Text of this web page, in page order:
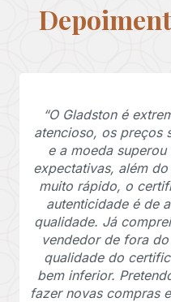
“O Gladston é
atencioso, os preços
e a moeda superou
expectativas, além
muito rápido, o
autenticidade é de
qualidade. Já
vendedor de fora
qualidade do
bem inferior.
fazer novas compras